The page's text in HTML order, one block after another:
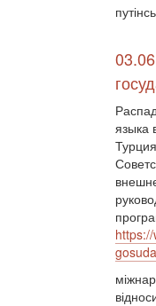
языка